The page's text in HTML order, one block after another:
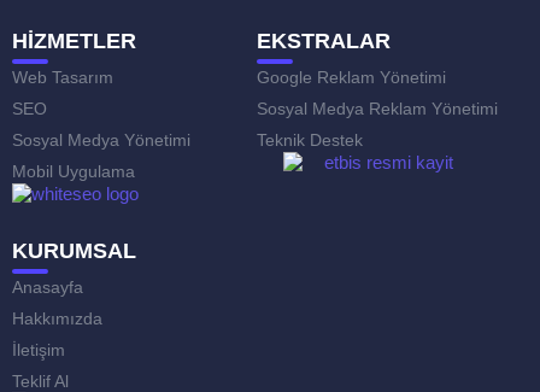
HİZMETLER
Web Tasarım
SEO
Sosyal Medya Yönetimi
Mobil Uygulama
EKSTRALAR
Google Reklam Yönetimi
Sosyal Medya Reklam Yönetimi
Teknik Destek
KURUMSAL
Anasayfa
Hakkımızda
İletişim
Teklif Al